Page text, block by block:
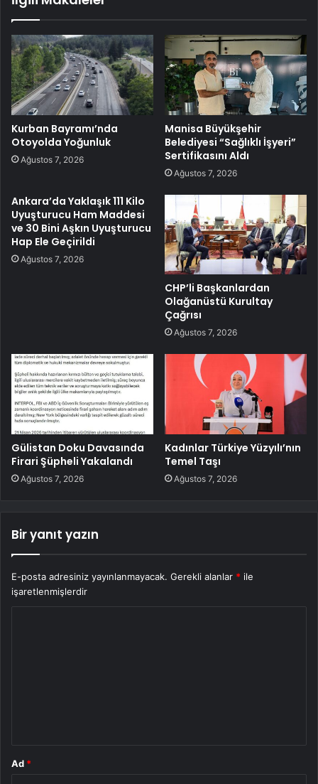
Kurban Bayramı’nda
Otoyolda Yoğunluk
Ağustos 7, 2026
Manisa Büyükşehir
Belediyesi “Sağlıklı İşyeri”
Sertifikasını Aldı
Ağustos 7, 2026
Ankara’da Yaklaşık 111 Kilo
Uyuşturucu Ham Maddesi
ve 30 Bini Aşkın Uyuşturucu
Hap Ele Geçirildi
Ağustos 7, 2026
CHP’li Başkanlardan
Olağanüstü Kurultay
Çağrısı
Ağustos 7, 2026
Gülistan Doku Davasında
Firari Şüpheli Yakalandı
Ağustos 7, 2026
Kadınlar Türkiye Yüzyılı’nın
Temel Taşı
Ağustos 7, 2026
Bir yanıt yazın
E-posta adresiniz yayınlanmayacak. Gerekli alanlar * ile
işaretlenmişlerdir
Ad *